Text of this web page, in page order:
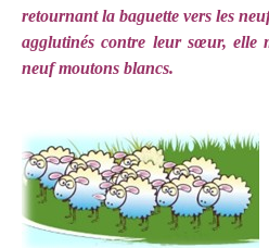
retournant la baguette vers les
agglutinés contre leur sœur, elle
neuf moutons blancs.